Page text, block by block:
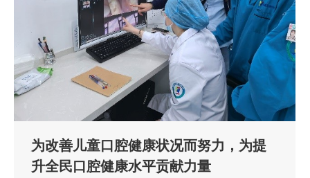
为改善儿童口腔健康状况而努力，为提
升全民口腔健康水平贡献力量